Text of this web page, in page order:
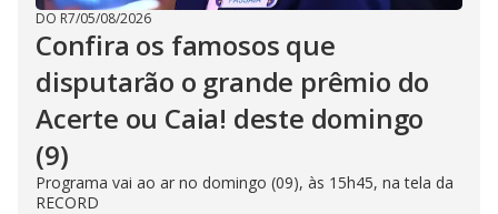
DO R7/05/08/2026
Confira os famosos que
disputarão o grande prêmio do
Acerte ou Caia! deste domingo
(9)
Programa vai ao ar no domingo (09), às 15h45, na tela da
RECORD